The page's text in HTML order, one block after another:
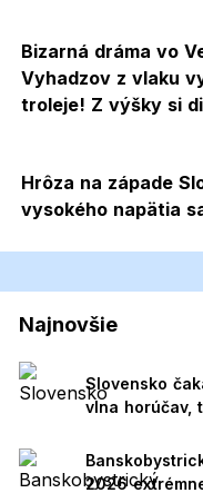
Bizarná dráma vo
Vyhadzov z vlaku
troleje! Z výšky si
Hrôza na západe
vysokého napätia
Najnovšie
Slovensko
vlna horúčav,
2026